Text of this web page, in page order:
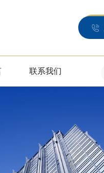
联系我们